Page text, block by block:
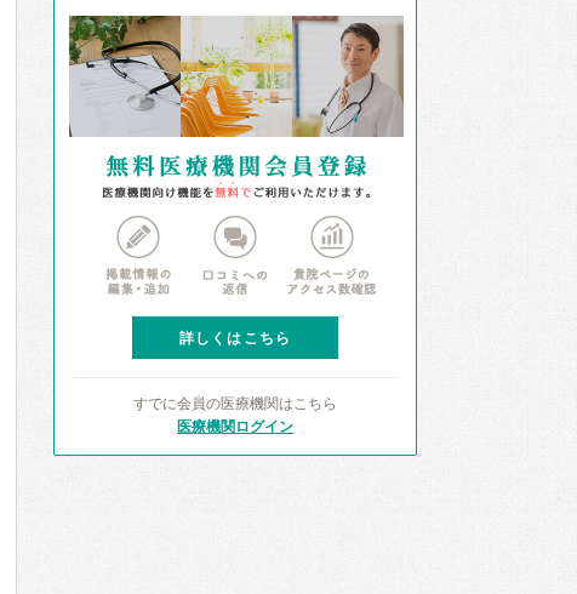
詳しくはこちら
すでに会員の医療機関はこちら
医療機関ログイン